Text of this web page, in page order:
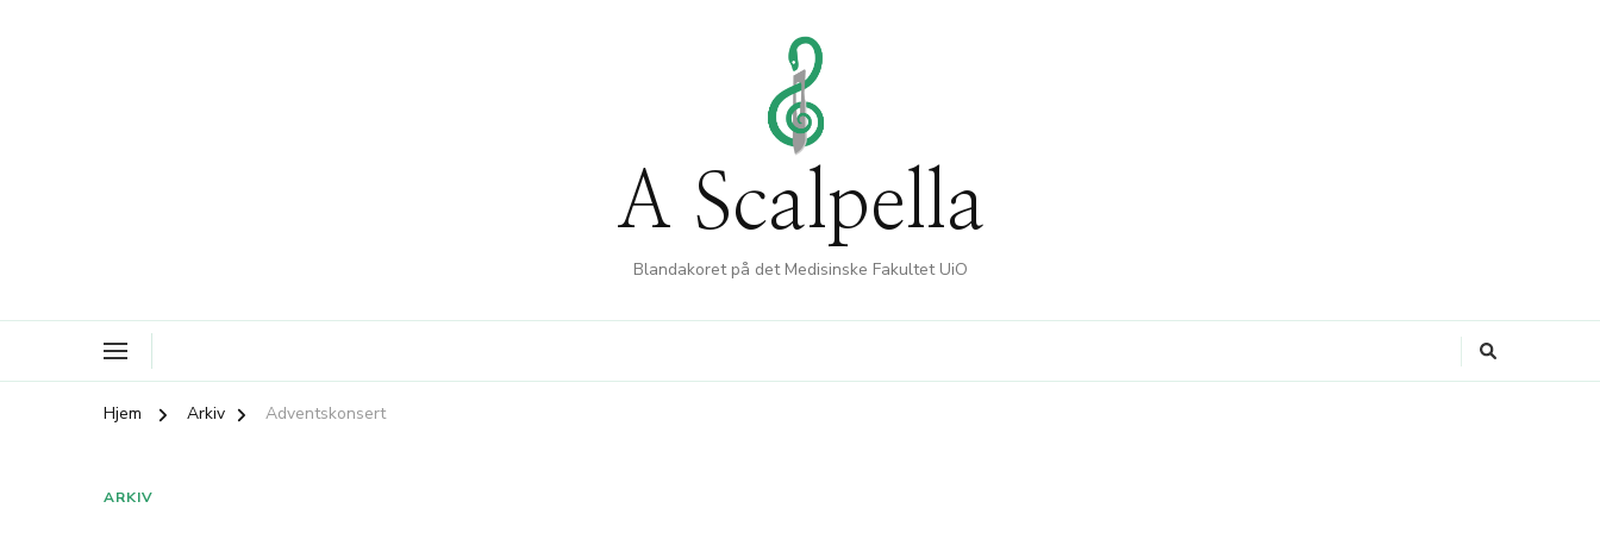
A Scalpella
Blandakoret på det Medisinske Fakultet UiO
Hjem Arkiv Adventskonsert
ARKIV